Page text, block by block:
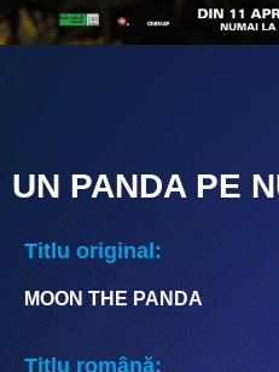
UN PANDA PE
Titlu original:
MOON THE PANDA
Titlu română: